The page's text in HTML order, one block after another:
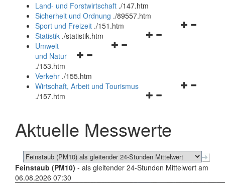
und
schließen
Land- und Forstwirtschaft ./147.htm
Sicherheit und Ordnung ./89557.htm
Navigationsmenü
Sport und Freizeit ./151.htm
Navigationsmenü
Statistik ./statistik.htm
Navigationsmenü
und
schließen
Umwelt
und Natur
./153.htm
Verkehr ./155.htm
Navigationsmenü
schließen
Wirtschaft, Arbeit und Tourismus
./157.htm
Aktuelle Messwerte
Feinstaub (PM10) - als gleitender 24-Stunden Mittelwert am
06.08.2026 07:30